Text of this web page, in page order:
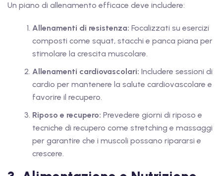
Un piano di allenamento efficace deve includere:
Allenamenti di resistenza: Focalizzati su esercizi
composti come squat, stacchi e panca piana per
stimolare la crescita muscolare.
Allenamenti cardiovascolari: Includere sessioni di
cardio per mantenere la salute cardiovascolare e
favorire il recupero.
Riposo e recupero: Prevedere giorni di riposo e
tecniche di recupero come stretching e massaggi
per garantire che i muscoli possano ripararsi e
crescere.